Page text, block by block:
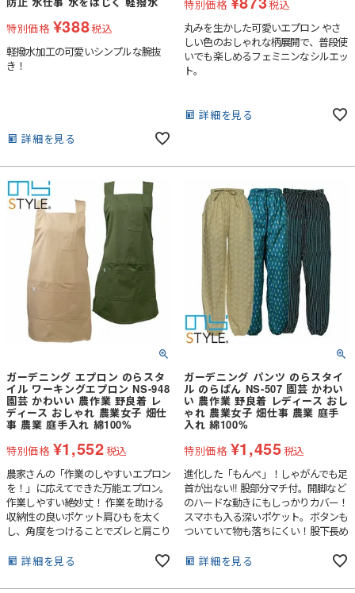
特別価格 ¥388税込
軽撥水加工の可愛いシンプルな腕抜
き！
詳細を見る
特別価格
税込
丸みを生かした可愛いエプロン やさ
しい色のおしゃれな柄展開で、普段使
いでも楽しめるフェミニンなシルエッ
ト。
詳細を見る
ガーデニング エプロン のらスタ
イル ワーキングエプロン NS-948
園芸 かわいい 農作業 野良着 レ
ディース おしゃれ 農業女子 畑仕
事 農業 庭手入れ 綿100%
特別価格 ¥1,552税込
農家さんの「作業のしやすいエプロン
を！」に応えてできた万能エプロン。
作業しやすい絶妙丈！ 作業を助ける
収納性の良いポケット肩ひもを太く
し、角度をつけることでズレと肩こり
でズレにくい
詳細を見る
ガーデニング パンツ のらスタイ
ル のらぱん NS-507 園芸 かわい
い 農作業 野良着 レディース おし
ゃれ 農業女子 畑仕事 農業 庭手
入れ 綿100%
特別価格 ¥1,455税込
進化した「もんぺ」！しゃがんでも足
首が出ない!! 股部分マチ付。開脚など
のハードな動きにもしっかりカバー！
スマホも入る深いポケット。ボタンも
ついていて物も落ちにくい！股下長め
く、しゃがんでも足首が出ない！
詳細を見る